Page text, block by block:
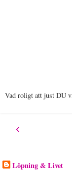
Vad roligt att just DU
‹
Löpning & Livet